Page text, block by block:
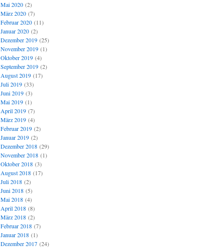
Mai 2020(2)
März 2020(7)
Februar 2020(11)
Januar 2020(2)
Dezember 2019(25)
November 2019(1)
Oktober 2019(4)
September 2019(2)
August 2019(17)
Juli 2019(33)
Juni 2019(3)
Mai 2019(1)
April 2019(7)
März 2019(4)
Februar 2019(2)
Januar 2019(2)
Dezember 2018(29)
November 2018(1)
Oktober 2018(3)
August 2018(17)
Juli 2018(2)
Juni 2018(5)
Mai 2018(4)
April 2018(8)
März 2018(2)
Februar 2018(7)
Januar 2018(1)
Dezember 2017(24)